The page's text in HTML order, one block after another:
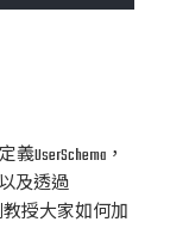
UserSchema，
及透過
教授大家如何加